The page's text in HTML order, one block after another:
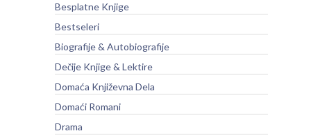
Besplatne Knjige
Bestseleri
Biografije & Autobiografije
Dečije Knjige & Lektire
Domaća Književna Dela
Domaći Romani
Drama